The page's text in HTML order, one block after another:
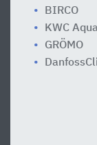
BIRCO
KWC
GRÖMO